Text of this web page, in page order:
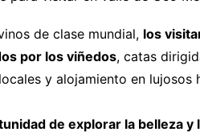
de clase mundial, los
por los viñedos, catas
y alojamiento en lujosos
de explorar la belleza